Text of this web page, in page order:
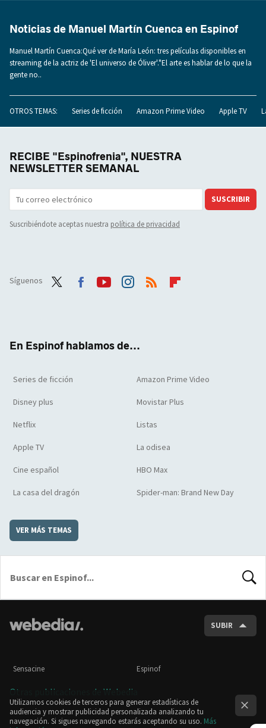
Noticias de Manuel Martín Cuenca en Espinof
Manuel Martín Cuenca:Qué ver de María León: tres películas disponibles en
streaming de la actriz de 'El universo de Óliver'."El arte es hablar de lo que la
gente no..
OTROS TEMAS: Series de ficción Amazon Prime Video Apple TV
RECIBE "Espinofrenia", NUESTRA
NEWSLETTER SEMANAL
SUSCRIBIR
Suscribiéndote aceptas nuestra política de privacidad
Síguenos
En Espinof hablamos de...
Series de ficción Amazon Prime Video
Disney plus Movistar Plus
Netflix Listas
Apple TV La odisea
Cine español HBO Max
La casa del dragón Spider-man: Brand New Day
VER MÁS TEMAS
SUBIR
Sensacine Espinof
Otras publicaciones de Webedia
Utilizamos cookies de terceros para generar estadísticas de
audiencia y mostrar publicidad personalizada analizando tu
navegación. Si sigues navegando estarás aceptando su uso. Más